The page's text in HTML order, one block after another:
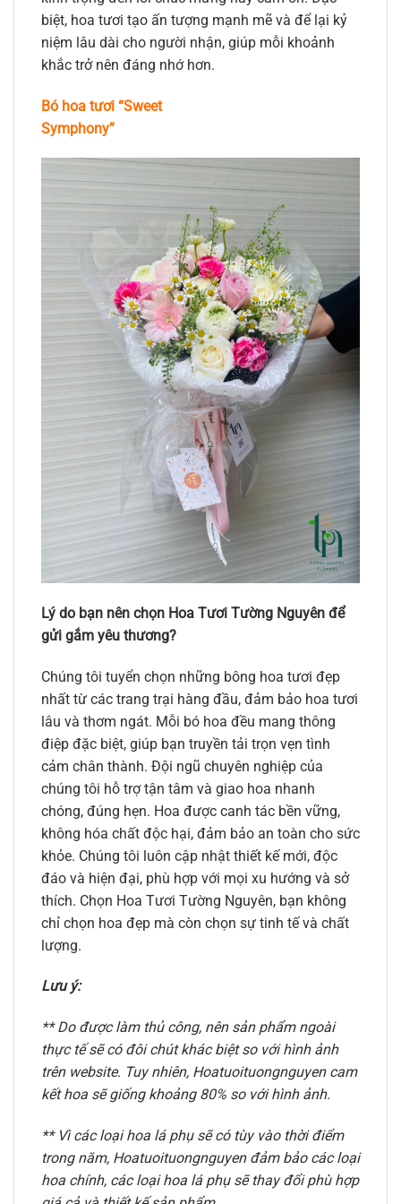
biệt, hoa tươi tạo ấn tượng mạnh mẽ và để lại kỷ
niệm lâu dài cho người nhận, giúp mỗi khoảnh
khắc trở nên đáng nhớ hơn.
Bó hoa tươi “Sweet
Symphony”
Lý do bạn nên chọn Hoa Tươi Tường Nguyên để
gửi gắm yêu thương?
Chúng tôi tuyển chọn những bông hoa tươi đẹp
nhất từ các trang trại hàng đầu, đảm bảo hoa tươi
lâu và thơm ngát. Mỗi bó hoa đều mang thông
điệp đặc biệt, giúp bạn truyền tải trọn vẹn tình
cảm chân thành. Đội ngũ chuyên nghiệp của
chúng tôi hỗ trợ tận tâm và giao hoa nhanh
chóng, đúng hẹn. Hoa được canh tác bền vững,
không hóa chất độc hại, đảm bảo an toàn cho sức
khỏe. Chúng tôi luôn cập nhật thiết kế mới, độc
đáo và hiện đại, phù hợp với mọi xu hướng và sở
thích. Chọn Hoa Tươi Tường Nguyên, bạn không
chỉ chọn hoa đẹp mà còn chọn sự tinh tế và chất
lượng.
Lưu ý:
** Do được làm thủ công, nên sản phẩm ngoài
thực tế sẽ có đôi chút khác biệt so với hình ảnh
trên website. Tuy nhiên, Hoatuoituongnguyen cam
kết hoa sẽ giống khoảng 80% so với hình ảnh.
** Vì các loại hoa lá phụ sẽ có tùy vào thời điểm
trong năm, Hoatuoituongnguyen đảm bảo các loại
hoa chính, các loại hoa lá phụ sẽ thay đổi phù hợp